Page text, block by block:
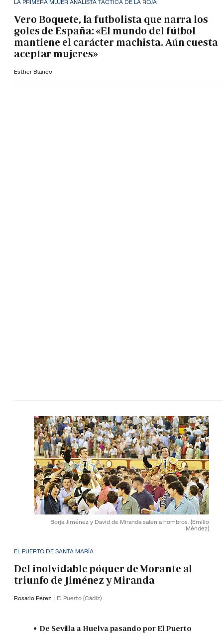
LA PRIMERA MUJER ANALISTA TÁCTICA DE LA ROJA
Vero Boquete, la futbolista que narra los
goles de España: «El mundo del fútbol
mantiene el carácter machista. Aún cuesta
aceptar mujeres»
Esther Blanco
Borja Jiménez y David de Miranda salen a hombros. (Emilio
Méndez)
EL PUERTO DE SANTA MARÍA
Del inolvidable póquer de Morante al
triunfo de Jiménez y Miranda
Rosario Pérez El Puerto (Cádiz)
De Sevilla a Huelva pasando por El Puerto